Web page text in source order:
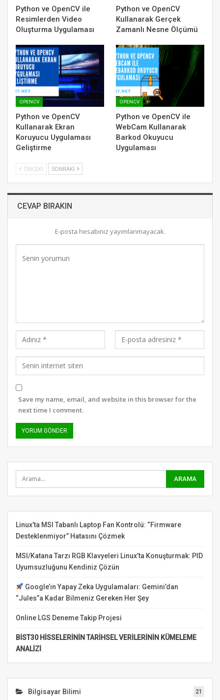
Python ve OpenCV ile
Resimlerden Video
Oluşturma Uygulaması
Python ve OpenCV
Kullanarak Gerçek
Zamanlı Nesne Ölçümü
OPENCV
Python ve OpenCV
Kullanarak Ekran
Koruyucu Uygulaması
Geliştirme
OPENCV
Python ve OpenCV ile
WebCam Kullanarak
Barkod Okuyucu
Uygulaması
ÖNCEKI SONRAKI
CEVAP BIRAKIN
E-posta hesabınız yayımlanmayacak.
Save my name, email, and website in this browser for the
next time I comment.
Linux’ta MSI Tabanlı Laptop Fan Kontrolü: “Firmware
Desteklenmiyor” Hatasını Çözmek
MSI/Katana Tarzı RGB Klavyeleri Linux’ta Konuşturmak: PID
Uyumsuzluğunu Kendiniz Çözün
Google’ın Yapay Zeka Uygulamaları: Gemini’dan
“Jules”a Kadar Bilmeniz Gereken Her Şey
Online LGS Deneme Takip Projesi
BİST30 HİSSELERİNİN TARİHSEL VERİLERİNİN KÜMELEME
ANALİZİ
Bilgisayar Bilimi 21